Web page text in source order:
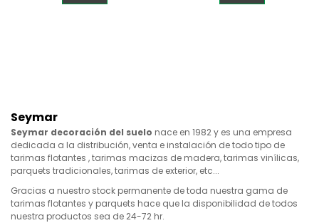
Seymar
Seymar decoración del suelo nace en 1982 y es una empresa
dedicada a la distribución, venta e instalación de todo tipo de
tarimas flotantes , tarimas macizas de madera, tarimas vinílicas,
parquets tradicionales, tarimas de exterior, etc...
Gracias a nuestro stock permanente de toda nuestra gama de
tarimas flotantes y parquets hace que la disponibilidad de todos
nuestra productos sea de 24-72 hr.